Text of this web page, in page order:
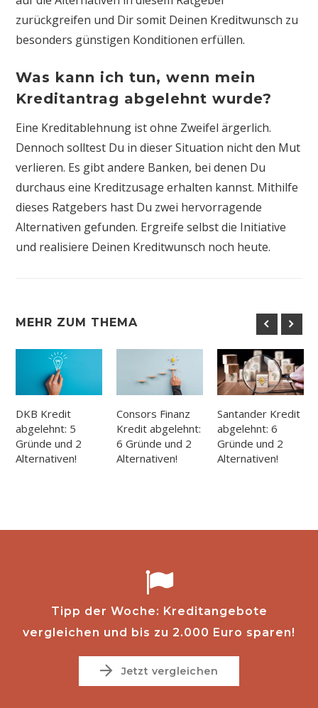
zurückgreifen und Dir somit Deinen Kreditwunsch zu
besonders günstigen Konditionen erfüllen.
Was kann ich tun, wenn mein
Kreditantrag abgelehnt wurde?
Eine Kreditablehnung ist ohne Zweifel ärgerlich.
Dennoch solltest Du in dieser Situation nicht den Mut
verlieren. Es gibt andere Banken, bei denen Du
durchaus eine Kreditzusage erhalten kannst. Mithilfe
dieses Ratgebers hast Du zwei hervorragende
Alternativen gefunden. Ergreife selbst die Initiative
und realisiere Deinen Kreditwunsch noch heute.
MEHR ZUM THEMA
DKB Kredit
abgelehnt: 5
Gründe und 2
Alternativen!
Consors Finanz
Kredit abgelehnt:
6 Gründe und 2
Alternativen!
Santander Kredit
abgelehnt:6
Gründe und 2
Alternativen!
Tipp der Woche: Kreditangebote
vergleichen und bis zu 2.000 Euro sparen!
Jetzt vergleichen